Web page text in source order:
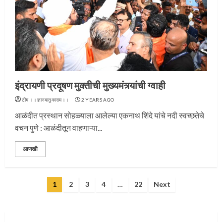
इंद्रायणी प्रदूषण मुक्तीची मुख्यमंत्र्यांची ग्वाही
टीम ।।ज्ञानबातुकाराम।। 2 YEARS AGO
आळंदीत प्रस्थान सोहळ्याला आलेल्या एकनाथ शिंदे यांचे नदी स्वच्छतेचे
वचन पुणे : आळंदीतून वाहणाऱ्या...
आणखी
1 2 3 4 … 22 Next
3
प्रस्थान सोहळ्यासाठी आळंदी सज्ज